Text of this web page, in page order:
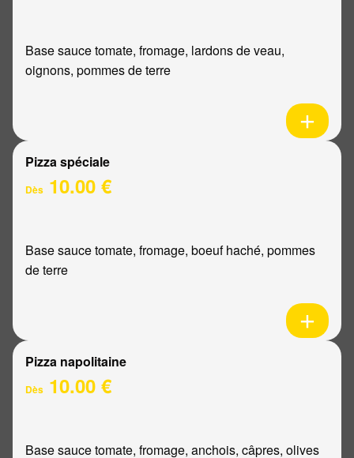
Base sauce tomate, fromage, lardons de veau,
oignons, pommes de terre
Pizza spéciale
Dès 10.00 €
Base sauce tomate, fromage, boeuf haché, pommes
de terre
Pizza napolitaine
Dès 10.00 €
Base sauce tomate, fromage, anchois, câpres, olives